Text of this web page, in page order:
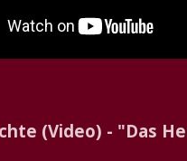
(Video) - "Das